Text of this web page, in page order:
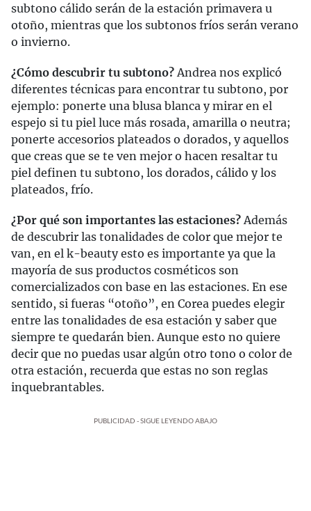
subtono cálido serán de la estación primavera u
otoño, mientras que los subtonos fríos serán verano
o invierno.
¿Cómo descubrir tu subtono?Andrea nos explicó
diferentes técnicas para encontrar tu subtono, por
ejemplo: ponerte una blusa blanca y mirar en el
espejo si tu piel luce más rosada, amarilla o neutra;
ponerte accesorios plateados o dorados, y aquellos
que creas que se te ven mejor o hacen resaltar tu
piel definen tu subtono, los dorados, cálido y los
plateados, frío.
¿Por qué son importantes las estaciones?Además
de descubrir las tonalidades de color que mejor te
van, en el k-beauty esto es importante ya que la
mayoría de sus productos cosméticos son
comercializados con base en las estaciones. En ese
sentido, si fueras “otoño”, en Corea puedes elegir
entre las tonalidades de esa estación y saber que
siempre te quedarán bien. Aunque esto no quiere
decir que no puedas usar algún otro tono o color de
otra estación, recuerda que estas no son reglas
inquebrantables.
PUBLICIDAD - SIGUE LEYENDO ABAJO